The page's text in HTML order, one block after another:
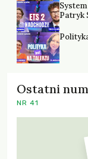
Patryk
Ostatni
NR 41